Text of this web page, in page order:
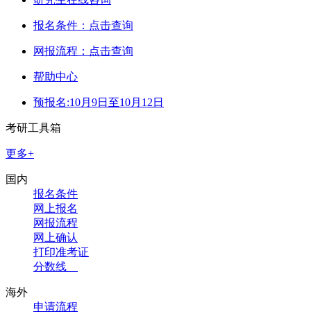
报名条件：点击查询
网报流程：点击查询
帮助中心
预报名:10月9日至10月12日
考研工具箱
更多+
国内
报名条件
网上报名
网报流程
网上确认
打印准考证
分数线
海外
申请流程